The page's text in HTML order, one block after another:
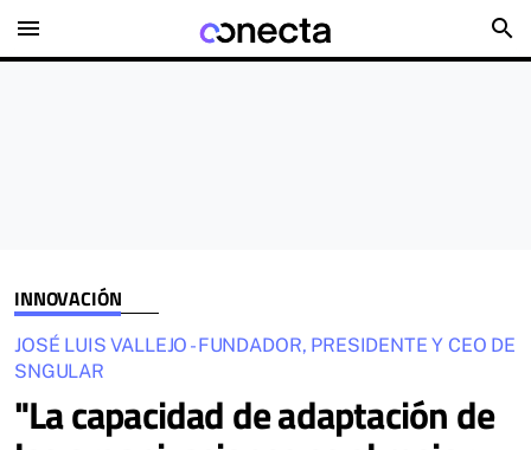
menu search
INNOVACIÓN
JOSÉ LUIS VALLEJO - FUNDADOR, PRESIDENTE Y CEO DE
SNGULAR
"La capacidad de adaptación de